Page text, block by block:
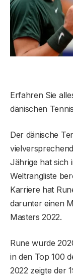
Erfahren Sie
dänischen
Der dänische
Jährige hat sich
Weltrangliste
Karriere hat
darunter einen
Masters 2022.
Rune wurde
in den Top 100
2022 zeigte der